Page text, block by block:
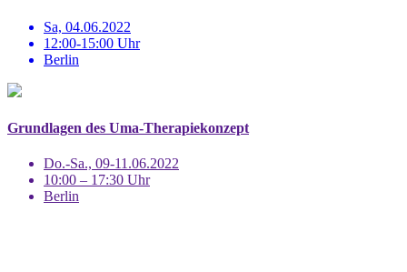
Sa, 04.06.2022
12:00-15:00 Uhr
Berlin
Grundlagen des Uma-Therapiekonzept
Do.-Sa., 09-11.06.2022
10:00 – 17:30 Uhr
Berlin